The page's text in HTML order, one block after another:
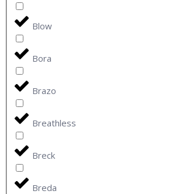
Blow
Bora
Brazo
Breathless
Breck
Breda